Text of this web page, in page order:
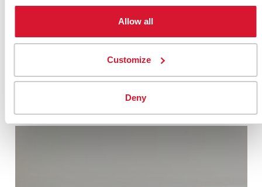
Allow all
Customize
Deny
– ARTÍCULOS RELACIONADOS –